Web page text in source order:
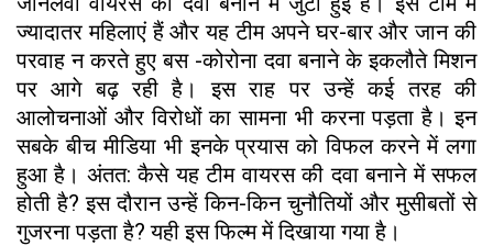
ज्यादातर महिलाएं हैं और यह टीम अपने घर-बार और जान की
परवाह न करते हुए बस -कोरोना दवा बनाने के इकलौते मिशन
पर आगे बढ़ रही है। इस राह पर उन्हें कई तरह की
आलोचनाओं और विरोधों का सामना भी करना पड़ता है। इन
सबके बीच मीडिया भी इनके प्रयास को विफल करने में लगा
हुआ है। अंतत: कैसे यह टीम वायरस की दवा बनाने में सफल
होती है? इस दौरान उन्हें किन-किन चुनौतियों और मुसीबतों से
गुजरना पड़ता है? यही इस फिल्म में दिखाया गया है।